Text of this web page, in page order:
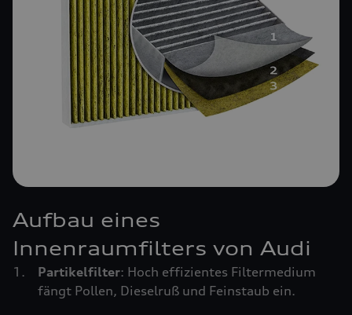
Aufbau eines
Innenraumfilters von Audi
Partikelfilter: Hoch effizientes Filtermedium
fängt Pollen, Dieselruß und Feinstaub ein.